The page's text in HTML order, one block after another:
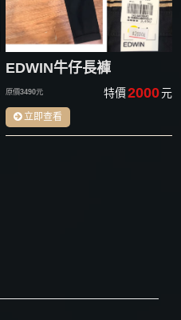
EDWIN牛仔長褲
原價3490元 特價2000元
立即查看